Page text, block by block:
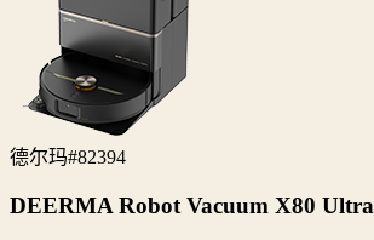
德尔玛#82394
DEERMA Robot Vacuum X80 Ultra